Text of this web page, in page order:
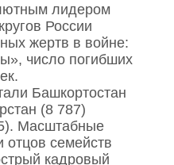
лидером
России
жертв в войне:
число погибших
Башкортостан
(8 787)
Масштабные
отцов семейств
кадровый